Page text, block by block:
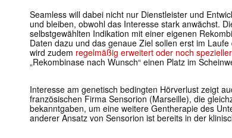
Seamless will dabei nicht nur Dienstleister und
und bleiben, obwohl das Interesse stark anwächst.
selbstgewählten Indikation mit einer eigenen
Daten dazu und das genaue Ziel sollen erst im
wird zudem regelmäßig erweitert oder noch
„Rekombinase nach Wunsch“ einen Platz im
Interesse am genetisch bedingten Hörverlust zeigt
französischen Firma Sensorion (Marseille), die
bekanntgaben, um eine weitere Gentherapie des
anderer Ansatz von Sensorion ist bereits in der